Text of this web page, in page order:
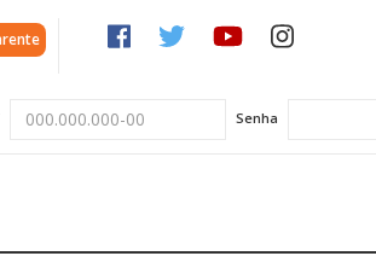
Senha